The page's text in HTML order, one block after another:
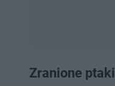
Zranione